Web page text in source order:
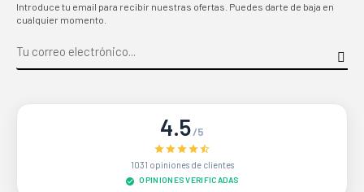
Introduce tu email para recibir nuestras ofertas. Puedes darte de baja en
cualquier momento.
4.5/5
1031 opiniones de clientes
OPINIONES VERIFICADAS